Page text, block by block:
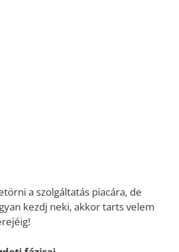
a szolgáltatás piacára, de
kezdj neki, akkor tarts velem